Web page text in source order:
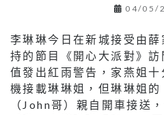
04/05/
李琳琳今日在新城接受由
持的節目《開心大派對》
值發出紅雨警告，家燕姐十
機接載琳琳姐，但琳琳姐
（John哥）親自開車接送